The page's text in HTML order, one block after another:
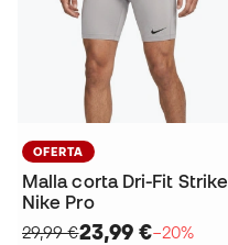
OFERTA
Malla corta Dri-Fit Strike
Nike Pro
29,99 €23,99 €−20%